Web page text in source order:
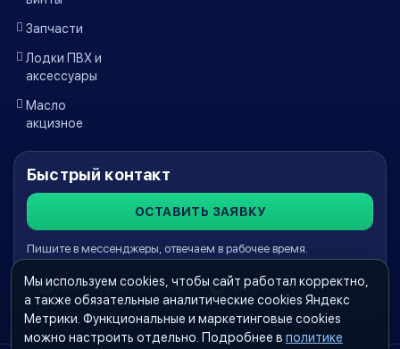
Запчасти
Лодки ПВХ и
аксессуары
Масло
акцизное
Быстрый контакт
ОСТАВИТЬ ЗАЯВКУ
Пишите в мессенджеры, отвечаем в рабочее время.
WhatsApp Краснодар Telegram
Мы используем cookies, чтобы сайт работал корректно,
а также обязательные аналитические cookies Яндекс
Метрики. Функциональные и маркетинговые cookies
можно настроить отдельно. Подробнее в политике